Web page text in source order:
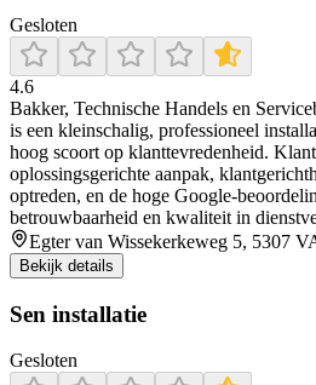
Gesloten
4.6
Bakker, Technische Handels en
is een kleinschalig, professioneel
hoog scoort op klanttevredenheid.
oplossingsgerichte aanpak,
optreden, en de hoge
betrouwbaarheid en kwaliteit in
Egter van Wissekerkeweg 5, 5307
Bekijk details
Sen installatie
Gesloten